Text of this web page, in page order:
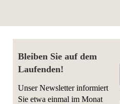
Bleiben Sie auf dem
Laufenden!
Unser Newsletter informiert
Sie etwa einmal im Monat